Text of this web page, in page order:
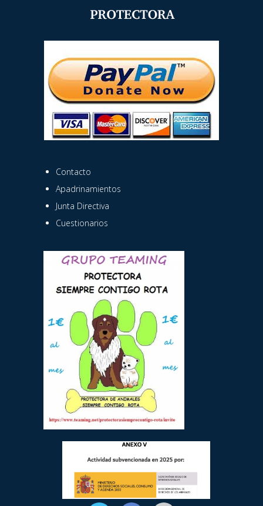
Contacto
Apadrinamientos
Junta Directiva
Cuestionarios